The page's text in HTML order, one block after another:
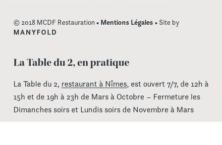
© 2018 MCDF Restauration • Mentions Légales • Site by
MANYFOLD
La Table du 2, en pratique
La Table du 2, restaurant à Nîmes, est ouvert 7/7, de 12h à
15h et de 19h à 23h de Mars à Octobre – Fermeture les
Dimanches soirs et Lundis soirs de Novembre à Mars